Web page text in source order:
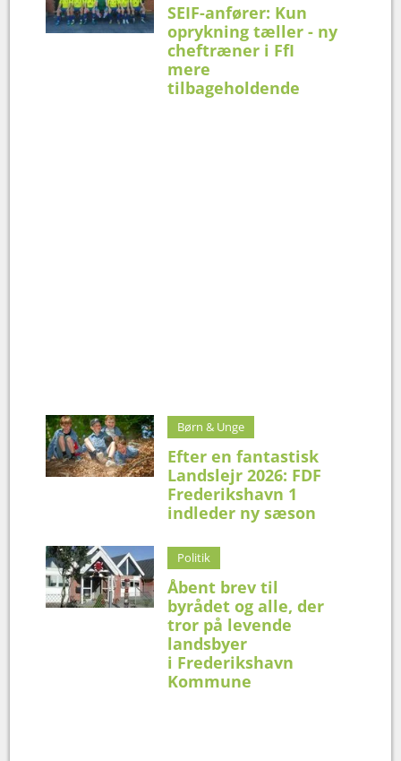
SEIF-anfører: Kun
oprykning tæller - ny
cheftræner i FfI
mere
tilbageholdende
Børn & Unge
Efter en fantastisk
Landslejr 2026: FDF
Frederikshavn 1
indleder ny sæson
Politik
Åbent brev til
byrådet og alle, der
tror på levende
landsbyer
i Frederikshavn
Kommune